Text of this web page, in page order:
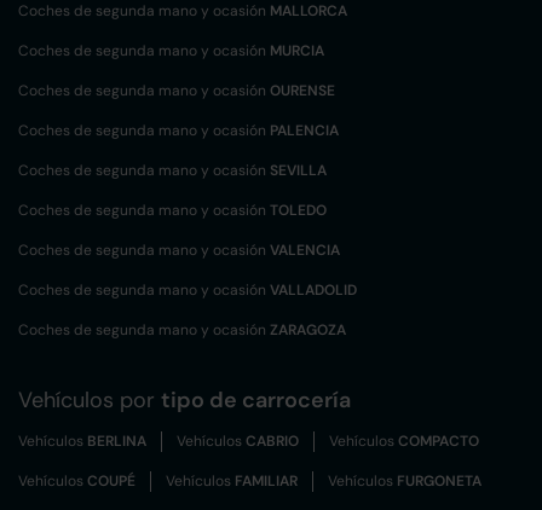
Coches de segunda mano y ocasión MALLORCA
Coches de segunda mano y ocasión MURCIA
Coches de segunda mano y ocasión OURENSE
Coches de segunda mano y ocasión PALENCIA
Coches de segunda mano y ocasión SEVILLA
Coches de segunda mano y ocasión TOLEDO
Coches de segunda mano y ocasión VALENCIA
Coches de segunda mano y ocasión VALLADOLID
Coches de segunda mano y ocasión ZARAGOZA
Vehículos por tipo de carrocería
Vehículos BERLINA VehículosCABRIO VehículosCOMPACTO
VehículosCOUPÉ Vehículos FAMILIAR Vehículos FURGONETA